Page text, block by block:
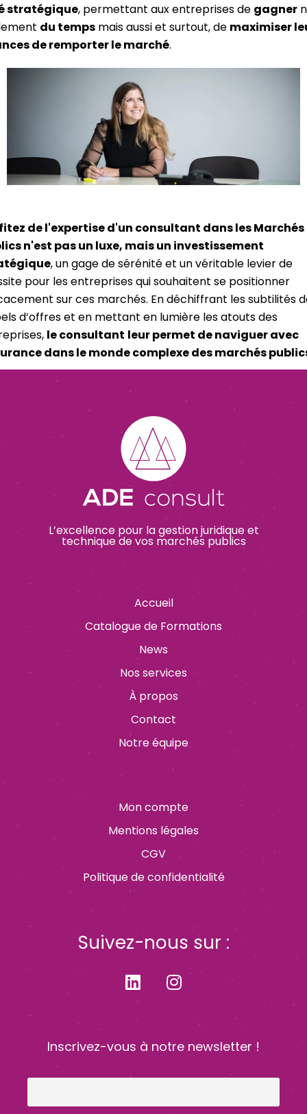
stratégique, permettant aux entreprises de gagner
du temps mais aussi et surtout, de maximiser
de remporter le marché.
de l'expertise d'un consultant dans les Marchés
n'est pas un luxe, mais un investissement
, un gage de sérénité et un véritable levier de
pour les entreprises qui souhaitent se positionner
sur ces marchés. En déchiffrant les subtilités
d’offres et en mettant en lumière les atouts des
le consultant leur permet de naviguer avec
dans le monde complexe des marchés
L’excellence pour la gestion juridique et
technique de vos marchés publics
Accueil
Catalogue de Formations
News
Nos services
À propos
Contact
Notre équipe
Mon compte
Mentions légales
CGV
Politique de confidentialité
Suivez-nous sur :
Inscrivez-vous à notre newsletter !